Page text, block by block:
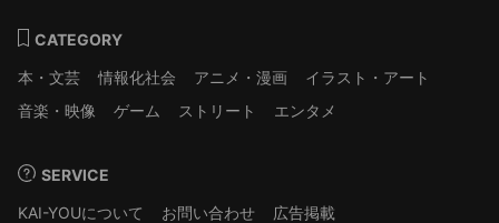
CATEGORY
本・文芸
情報化社会 アニメ・漫画
イラスト・アート
音楽・映像
ゲーム ストリート エンタメ
SERVICE
KAI-YOUについて
お問い合わせ
広告掲載